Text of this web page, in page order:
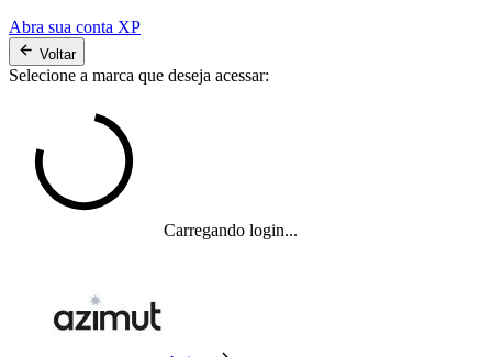
Abra sua conta XP
Voltar
Selecione a marca que deseja acessar:
Carregando login...